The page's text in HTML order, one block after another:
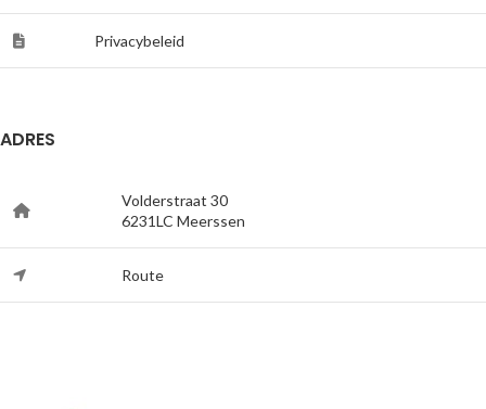
Privacybeleid
ADRES
Volderstraat 30
6231LC Meerssen
Route